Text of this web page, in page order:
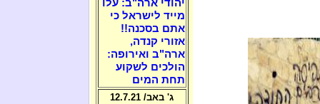
יהודי ארה"ב: עלו
מייד לישראל כי
אתם בסכנה!!
אזורי קנדה,
ארה"ב ואירופה:
הולכים לשקוע
תחת המים
ג' באב/ 12.7.21